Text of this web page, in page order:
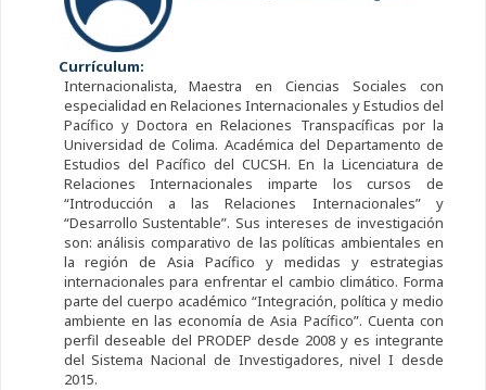
Currículum:
Internacionalista, Maestra en Ciencias Sociales con
especialidad en Relaciones Internacionales y Estudios del
Pacífico y Doctora en Relaciones Transpacíficas por la
Universidad de Colima. Académica del Departamento de
Estudios del Pacífico del CUCSH. En la Licenciatura de
Relaciones Internacionales imparte los cursos de
“Introducción a las Relaciones Internacionales” y
“Desarrollo Sustentable”. Sus intereses de investigación
son: análisis comparativo de las políticas ambientales en
la región de Asia Pacífico y medidas y estrategias
internacionales para enfrentar el cambio climático. Forma
parte del cuerpo académico “Integración, política y medio
ambiente en las economía de Asia Pacífico”. Cuenta con
perfil deseable del PRODEP desde 2008 y es integrante
del Sistema Nacional de Investigadores, nivel I desde
2015.